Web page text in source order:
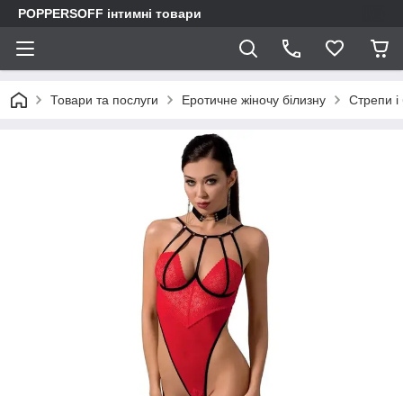
POPPERSOFF інтимні товари
Товари та послуги Еротичне жіночу білизну Стрепи і